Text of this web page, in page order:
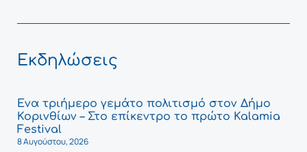
Εκδηλώσεις
Ένα τριήμερο γεμάτο πολιτισμό στον Δήμο
Κορινθίων – Στο επίκεντρο το πρώτο Kalamia
Festival
8 Αυγούστου, 2026